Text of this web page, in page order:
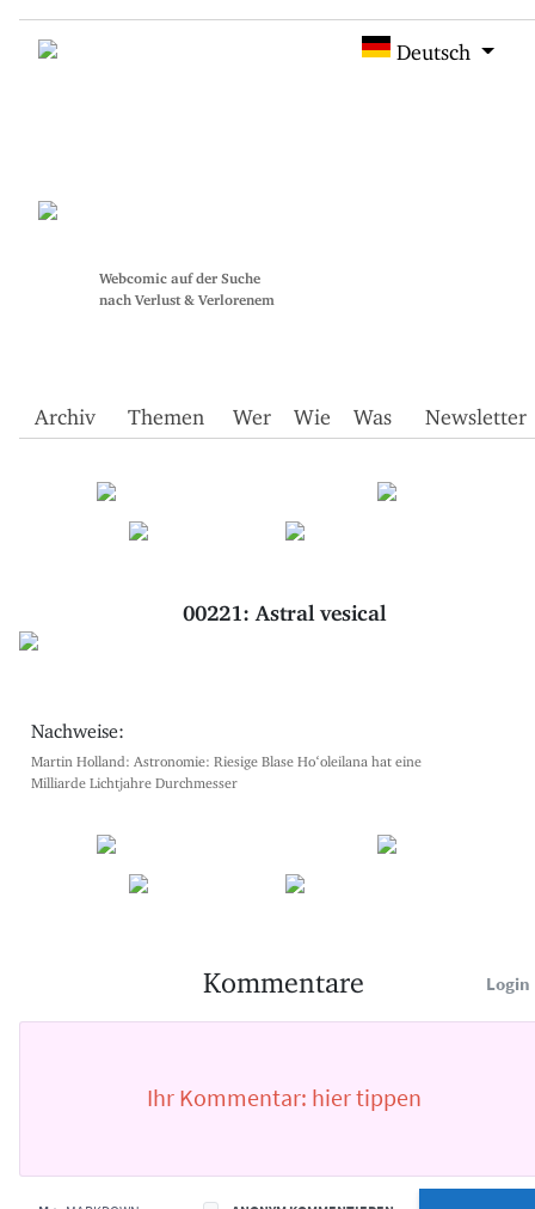
Webcomic auf der Suche
nach Verlust & Verlorenem
Deutsch
Archiv Themen Wer Wie Was Newsletter
00221: Astral vesical
Nachweise:
Martin Holland: Astronomie: Riesige Blase Hoʻoleilana hat eine
Milliarde Lichtjahre Durchmesser
Kommentare Login